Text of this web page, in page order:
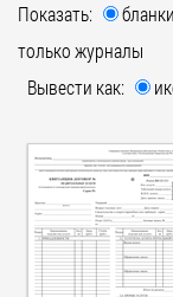
Показать:
только журналы
Вывести как: